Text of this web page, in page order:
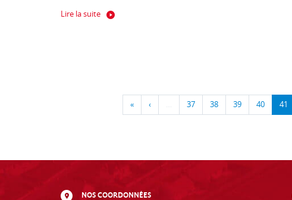
Lire la suite
« ‹ … 37 38 39 40 41
NOS COORDONNÉES